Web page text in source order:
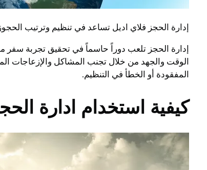
إدارة الحجز فلاي اديل تساعد في تنظيم وترتيب
إدارة الحجز تلعب دوراً حاسماً في تحقيق تجربة سفر
الوقت والجهد من خلال تجنب المشاكل والإزعاجات
المفقودة أو الخطأ في التنظيم.
كيفية استخدام ادارة